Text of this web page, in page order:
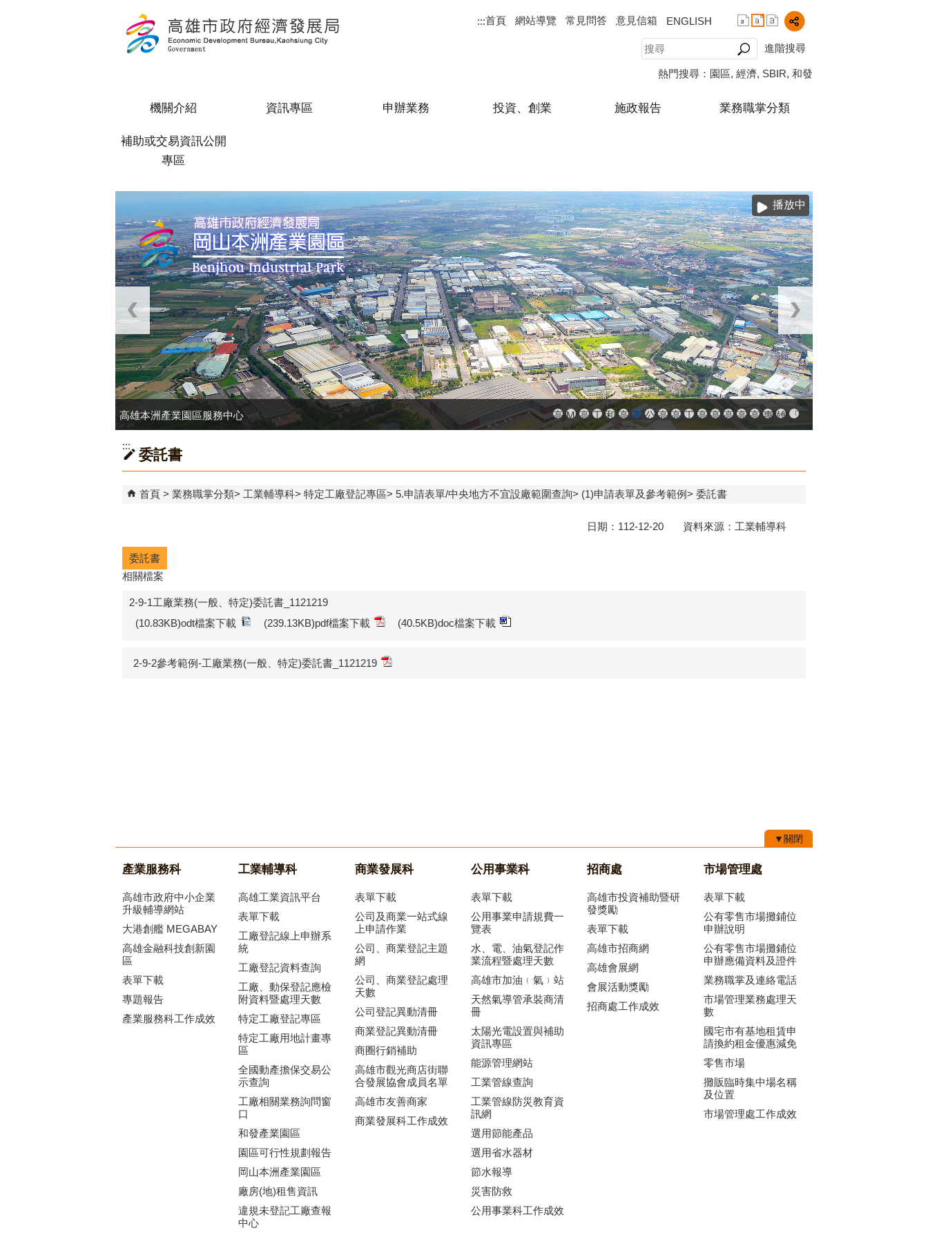
:::首頁 網站導覽 常見問答 意見信箱 ENGLISH
進階搜尋
熱門搜尋： 園區 經濟 SBIR 和發
機關介紹 資訊專區 申辦業務 投資、創業 施政報告 業務職掌分類
補助或交易資訊公開
專區
播放中
高雄市政府中小企業升級輔導網站
MEGABAY大港創艦
高雄金融科技創新園區
工廠登記線上申辦系統
和發產業園區
高雄工業資訊平台
高雄本洲產業園區服務中心
公司、商業登記主題網
高雄市友善商家
高雄市政府經濟發展局-工業管線查詢系統
工業管線防災教育資訊網
高雄市綠能管理資訊整合系統平台 - 綠能資訊
高雄市綠能管理資訊整合系統平台 -
高雄淨零商轉服務平台
高雄招商網
高雄會展網
專刊『雄心.大誌』
雄心高飛 創新經典
「我的E政府」入口網
高雄本洲產業園區服務中心
:::
委託書
首頁 業務職掌分類 工業輔導科 特定工廠登記專區 5.申請表單/中央地方不宜設廠範圍查詢 (1)申請表單及參考範例 委託書
日期：112-12-20 資料來源：工業輔導科
委託書
相關檔案
2-9-1工廠業務(一般、特定)委託書_1121219
(10.83KB)odt檔案下載
(239.13KB)pdf檔案下載 (40.5KB)doc檔案下載
2-9-2參考範例-工廠業務(一般、特定)委託書_1121219
▼關閉
產業服務科
高雄市政府中小企業
升級輔導網站
大港創艦 MEGABAY
高雄金融科技創新園
區
表單下載
專題報告
產業服務科工作成效
工業輔導科
高雄工業資訊平台
表單下載
工廠登記線上申辦系
統
工廠登記資料查詢
工廠、動保登記應檢
附資料暨處理天數
特定工廠登記專區
特定工廠用地計畫專
區
全國動產擔保交易公
示查詢
工廠相關業務詢問窗
口
和發產業園區
園區可行性規劃報告
岡山本洲產業園區
廠房(地)租售資訊
違規未登記工廠查報
中心
商業發展科
表單下載
公司及商業一站式線
上申請作業
公司、商業登記主題
網
公司、商業登記處理
天數
公司登記異動清冊
商業登記異動清冊
商圈行銷補助
高雄市觀光商店街聯
合發展協會成員名單
高雄市友善商家
商業發展科工作成效
公用事業科
表單下載
公用事業申請規費一
覽表
水、電、油氣登記作
業流程暨處理天數
高雄市加油﹙氣﹚站
天然氣導管承裝商清
冊
太陽光電設置與補助
資訊專區
能源管理網站
工業管線查詢
工業管線防災教育資
訊網
選用節能產品
選用省水器材
節水報導
災害防救
公用事業科工作成效
招商處
高雄市投資補助暨研
發獎勵
表單下載
高雄市招商網
高雄會展網
會展活動獎勵
招商處工作成效
市場管理處
表單下載
公有零售市場攤鋪位
申辦說明
公有零售市場攤鋪位
申辦應備資料及證件
業務職掌及連絡電話
市場管理業務處理天
數
國宅市有基地租賃申
請換約租金優惠減免
零售市場
攤販臨時集中場名稱
及位置
市場管理處工作成效